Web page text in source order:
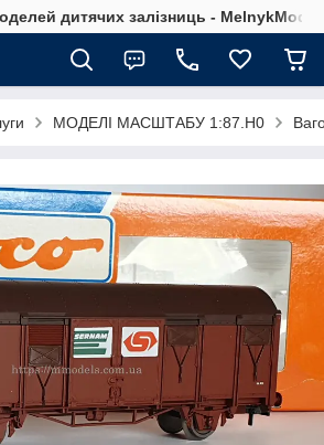
дитячих залізниць -
МОДЕЛІ МАСШТАБУ 1:87.H0